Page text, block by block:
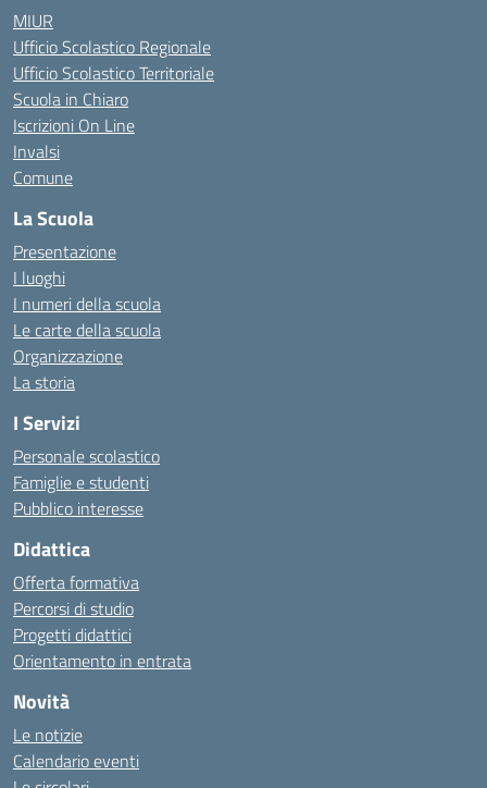
MIUR
Ufficio Scolastico Regionale
Ufficio Scolastico Territoriale
Scuola in Chiaro
Iscrizioni On Line
Invalsi
Comune
La Scuola
Presentazione
I luoghi
I numeri della scuola
Le carte della scuola
Organizzazione
La storia
I Servizi
Personale scolastico
Famiglie e studenti
Pubblico interesse
Didattica
Offerta formativa
Percorsi di studio
Progetti didattici
Orientamento in entrata
Novità
Le notizie
Calendario eventi